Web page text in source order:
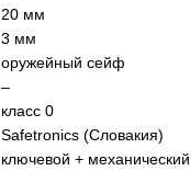
20 мм
3 мм
оружейный сейф
–
класс 0
Safetronics (Словакия)
ключевой + механический